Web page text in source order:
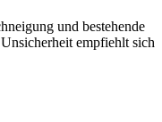
und bestehende
empfiehlt sich